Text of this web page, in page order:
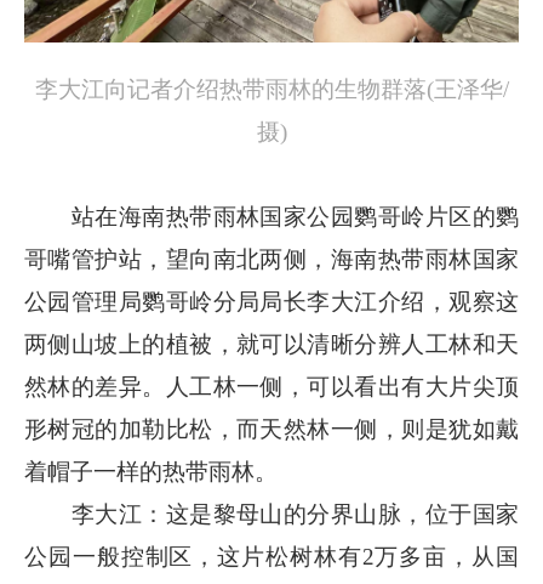
李大江向记者介绍热带雨林的生物群落(王泽华/
摄)
站在海南热带雨林国家公园鹦哥岭片区的鹦
哥嘴管护站，望向南北两侧，海南热带雨林国家
公园管理局鹦哥岭分局局长李大江介绍，观察这
两侧山坡上的植被，就可以清晰分辨人工林和天
然林的差异。人工林一侧，可以看出有大片尖顶
形树冠的加勒比松，而天然林一侧，则是犹如戴
着帽子一样的热带雨林。
李大江：这是黎母山的分界山脉，位于国家
公园一般控制区，这片松树林有2万多亩，从国